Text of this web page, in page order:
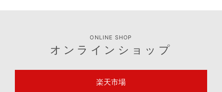
ONLINE SHOP
オンラインショップ
楽天市場